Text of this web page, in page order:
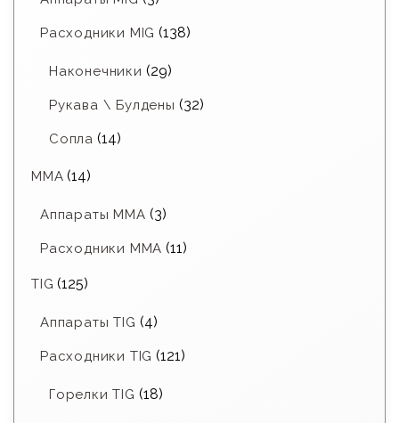
Расходники MIG (138)
Наконечники (29)
Рукава \ Булдены (32)
Сопла (14)
MMA (14)
Аппараты MMA (3)
Расходники ММА (11)
TIG (125)
Аппараты TIG (4)
Расходники TIG (121)
Горелки TIG (18)